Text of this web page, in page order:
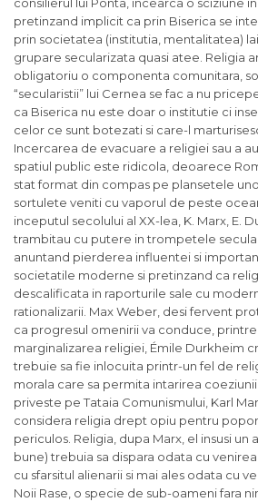
pretinzand implicit ca prin Biserica se
prin societatea (institutia, mentalitatea)
grupare secularizata quasi atee. Religia
obligatoriu o componenta comunitara,
“secularistii” lui Cernea se fac a nu
ca Biserica nu este doar o institutie ci
celor ce sunt botezati si care-l
Incercarea de evacuare a religiei sau a
spatiul public este ridicola, deoarece
stat format din compas pe plansetele
sortulete veniti cu vaporul de peste
inceputul secolului al XX-lea, K. Marx, E.
trambitau cu putere in trompetele
anuntand pierderea influentei si
societatile moderne si pretinzand ca
descalificata in raporturile sale cu
rationalizarii. Max Weber, desi fervent
ca progresul omenirii va conduce, printre
marginalizarea religiei, Émile Durkheim
trebuie sa fie inlocuita printr-un fel de
morala care sa permita intarirea
priveste pe Tataia Comunismului, Karl
considera religia drept opiu pentru
periculos. Religia, dupa Marx, el insusi un
bune) trebuia sa dispara odata cu
cu sfarsitul alienarii si mai ales odata cu
Noii Rase, o specie de sub-oameni fara